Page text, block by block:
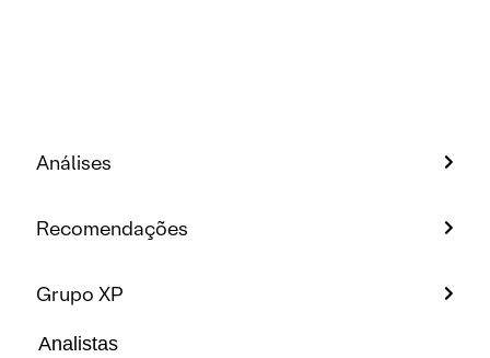
Análises
Recomendações
Grupo XP
Analistas